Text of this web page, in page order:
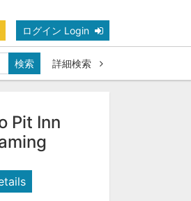
ログイン Login
検索 詳細検索
Pit Inn